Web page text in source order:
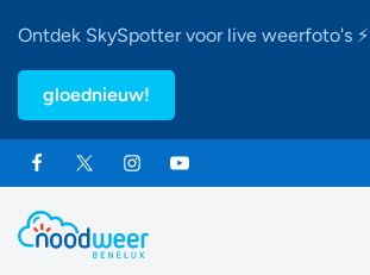
Ontdek SkySpotter voor live weerfoto's ⚡
gloednieuw!